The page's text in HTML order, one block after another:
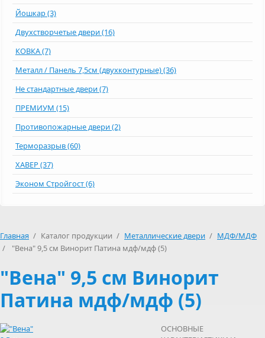
Йошкар (3)
Двухстворчетые двери (16)
КОВКА (7)
Металл / Панель 7,5см (двухконтурные) (36)
Не стандартные двери (7)
ПРЕМИУМ (15)
Противопожарные двери (2)
Терморазрыв (60)
ХАВЕР (37)
Эконом Стройгост (6)
Главная / Каталог продукции / Металлические двери / МДФ/МДФ
/
"Вена" 9,5 см Винорит Патина мдф/мдф (5)
"Вена" 9,5 см Винорит
Патина мдф/мдф (5)
ОСНОВНЫЕ